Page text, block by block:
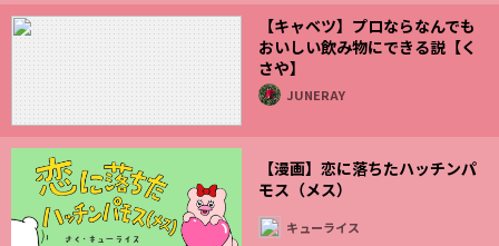
【キャベツ】プロならなんでも
おいしい飲み物にできる説【く
さや】
JUNERAY
【漫画】恋に落ちたハッチンパ
モス（メス）
キューライス